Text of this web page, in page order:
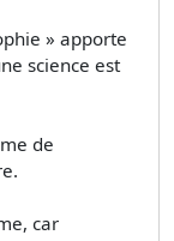
» apporte
science est
de
car